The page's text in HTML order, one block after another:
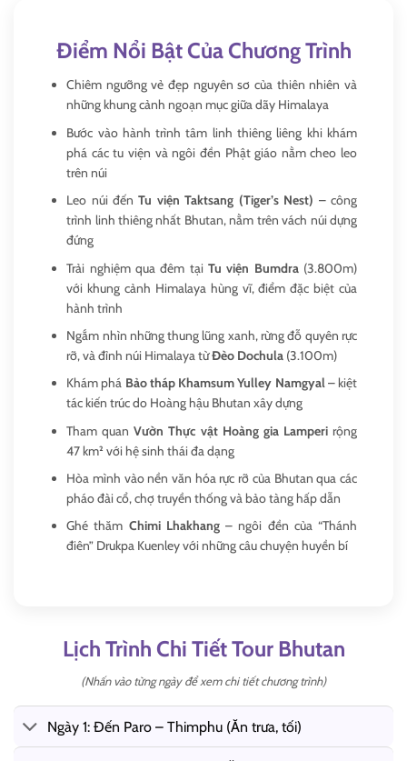
Điểm Nổi Bật Của Chương Trình
Chiêm ngưỡng vẻ đẹp nguyên sơ của thiên nhiên và
những khung cảnh ngoạn mục giữa dãy Himalaya
Bước vào hành trình tâm linh thiêng liêng khi khám
phá các tu viện và ngôi đền Phật giáo nằm cheo leo
trên núi
Leo núi đếnTu viện Taktsang (Tiger’s Nest) – công
trình linh thiêng nhất Bhutan, nằm trên vách núi dựng
đứng
Trải nghiệm qua đêm tại Tu viện Bumdra(3.800m)
với khung cảnh Himalaya hùng vĩ, điểm đặc biệt của
hành trình
Ngắm nhìn những thung lũng xanh, rừng đỗ quyên rực
rỡ, và đỉnh núi Himalaya từĐèo Dochula (3.100m)
Khám phá Bảo tháp Khamsum Yulley Namgyal– kiệt
tác kiến trúc do Hoàng hậu Bhutan xây dựng
Tham quanVườn Thực vật Hoàng gia Lamperirộng
47 km² với hệ sinh thái đa dạng
Hòa mình vào nền văn hóa rực rỡ của Bhutan qua các
pháo đài cổ, chợ truyền thống và bảo tàng hấp dẫn
Ghé thăm Chimi Lhakhang– ngôi đền của “Thánh
điên” Drukpa Kuenley với những câu chuyện huyền bí
Lịch Trình Chi Tiết Tour Bhutan
(Nhấn vào từng ngày để xem chi tiết chương trình)
Ngày 1: Đến Paro – Thimphu (Ăn trưa, tối)